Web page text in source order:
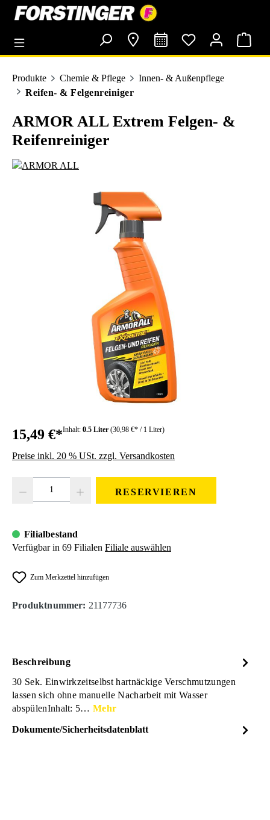
springen
Produkte Chemie & Pflege
Innen- & Außenpflege
Reifen- & Felgenreiniger
ARMOR ALL Extrem Felgen- &
Reifenreiniger
Bildergalerie überspringen
15,49 €*Inhalt: 0.5 Liter (30,98 €* / 1 Liter)
Preise inkl. 20 % USt. zzgl. Versandkosten
RESERVIEREN
Filialbestand
Verfügbar in 69 Filialen Filiale auswählen
Zum Merkzettel hinzufügen
Produktnummer: 21177736
Beschreibung
30 Sek. Einwirkzeitselbst hartnäckige Verschmutzungen
lassen sich ohne manuelle Nacharbeit mit Wasser
abspülenInhalt: 5…Mehr
Dokumente/Sicherheitsdatenblatt